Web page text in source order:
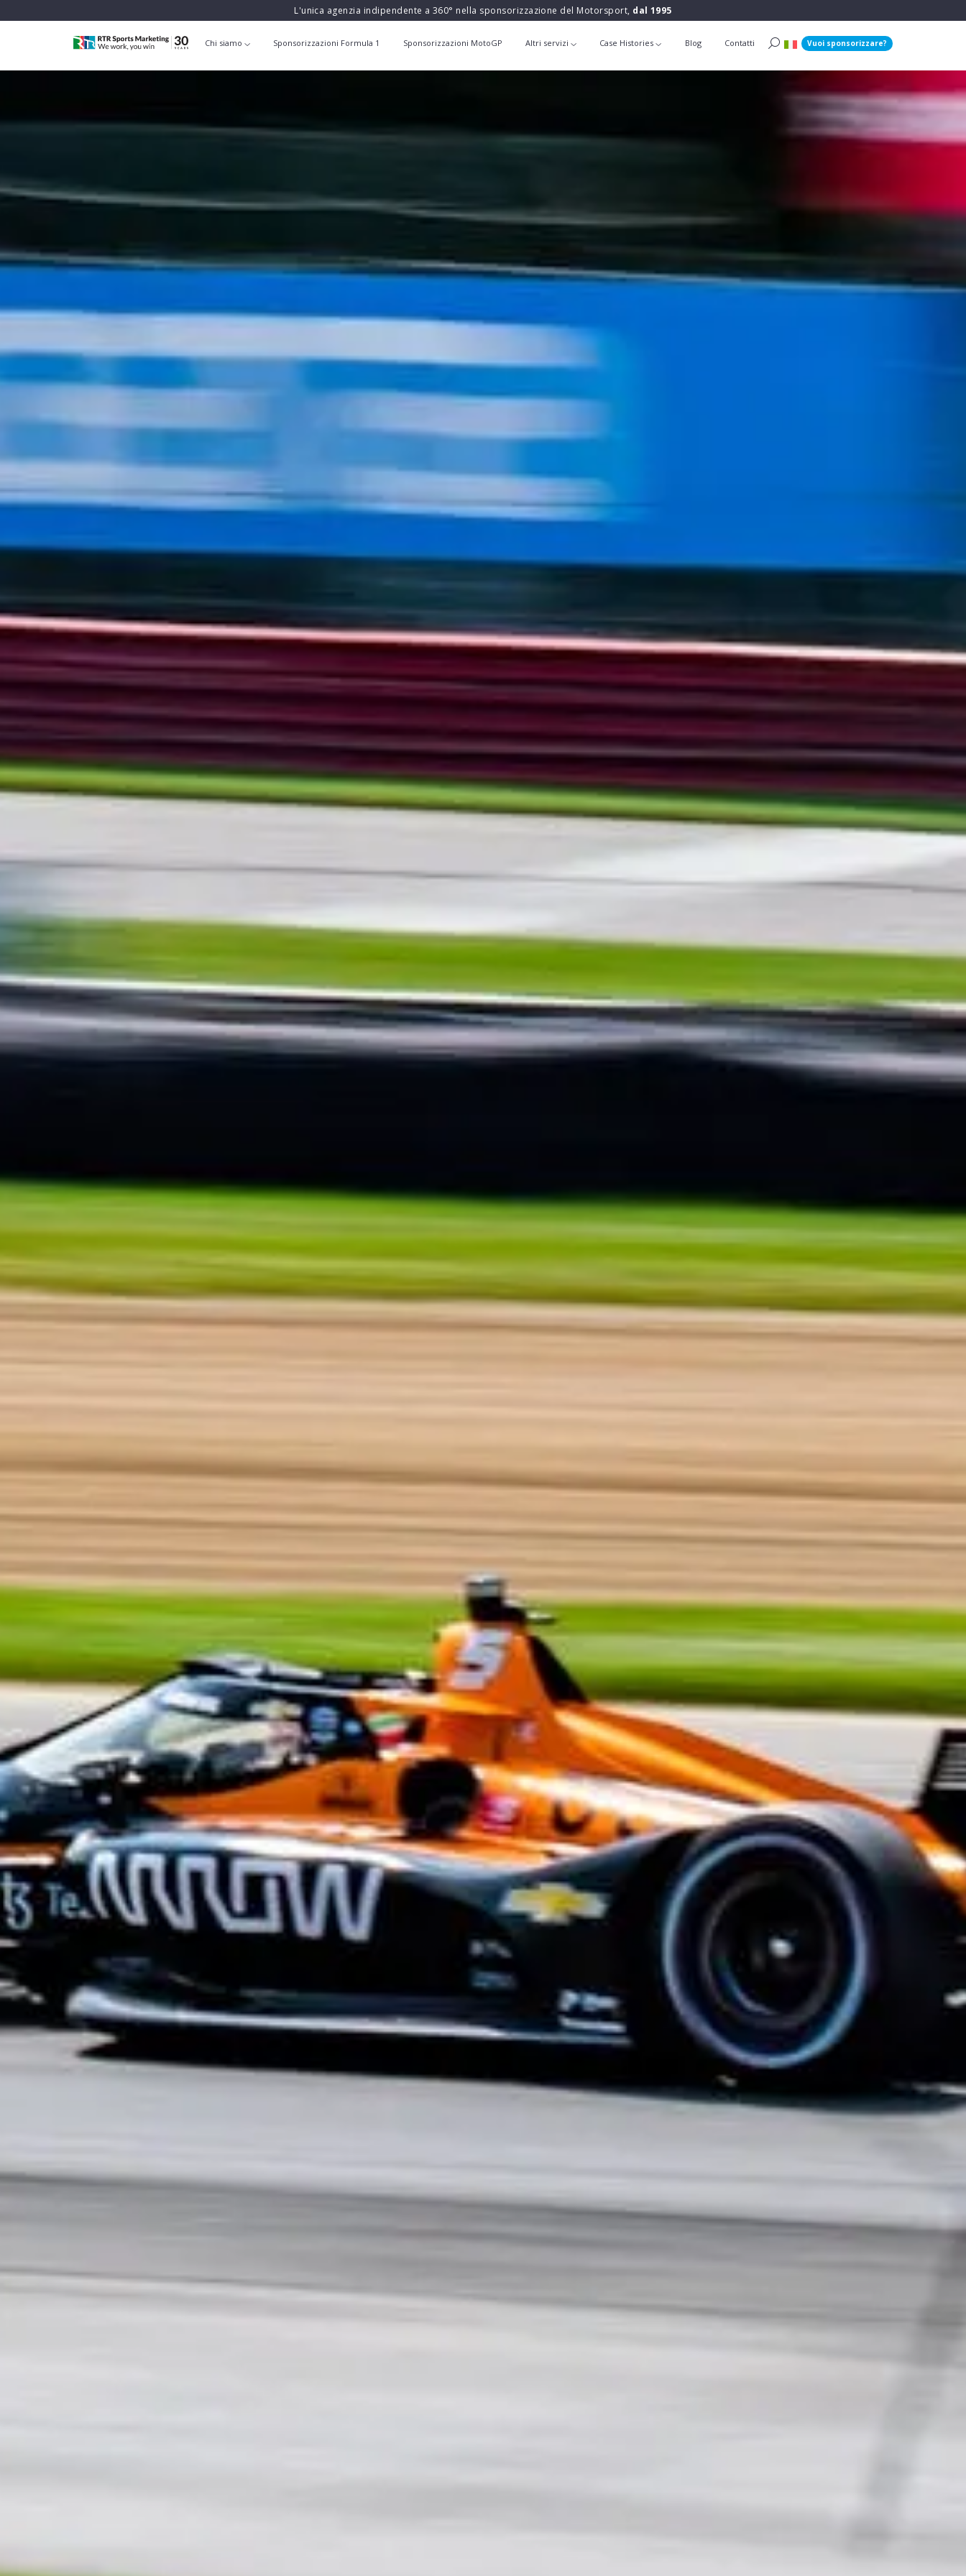
L'unica agenzia indipendente a 360° nella sponsorizzazione del Motorsport, dal 1995
Chi siamo Sponsorizzazioni Formula 1 Sponsorizzazioni MotoGP Altri servizi Case Histories Blog Contatti Vuoi sponsorizzare?